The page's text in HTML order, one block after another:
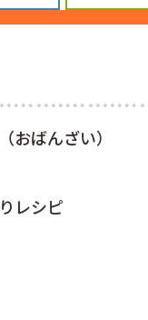
おばんざい）
レシピ